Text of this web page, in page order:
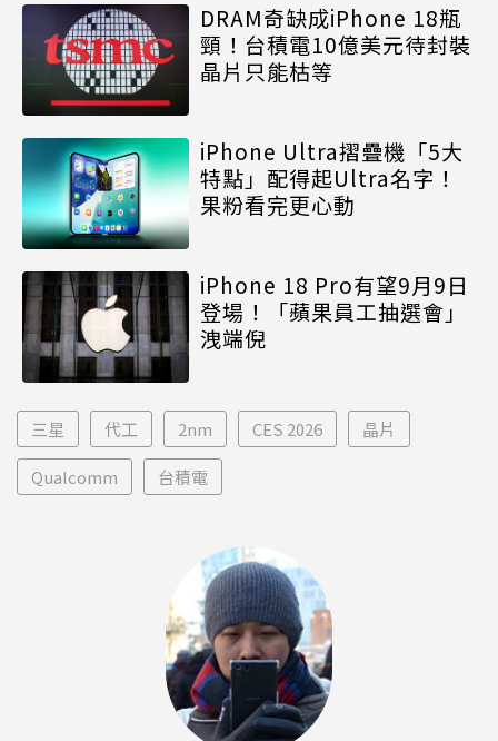
DRAM奇缺成iPhone 18瓶
頸！台積電10億美元待封裝
晶片只能枯等
iPhone Ultra摺疊機「5大
特點」配得起Ultra名字！
果粉看完更心動
iPhone 18 Pro有望9月9日
登場！「蘋果員工抽選會」
洩端倪
三星 代工 2nm CES 2026 晶片
Qualcomm 台積電